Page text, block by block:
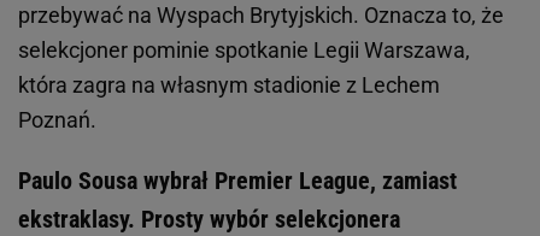
przebywać na Wyspach Brytyjskich. Oznacza to, że
selekcjoner pominie spotkanie Legii Warszawa,
która zagra na własnym stadionie z Lechem
Poznań.
Paulo Sousa wybrał Premier League, zamiast
ekstraklasy. Prosty wybór selekcjonera